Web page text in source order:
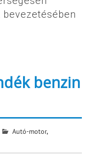
benzin
Autó-motor,